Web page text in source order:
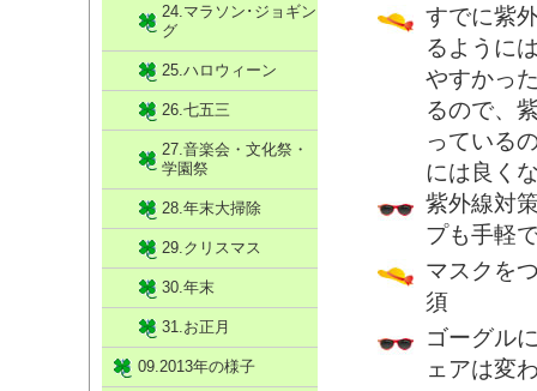
すでに紫
るように
やすかっ
るので、
っている
には良く
紫外線対
プも手軽
マスクを
須
ゴーグル
ェアは変
24.マラソン･ジョギン
グ
25.ハロウィーン
26.七五三
27.音楽会・文化祭・
学園祭
28.年末大掃除
29.クリスマス
30.年末
31.お正月
09.2013年の様子